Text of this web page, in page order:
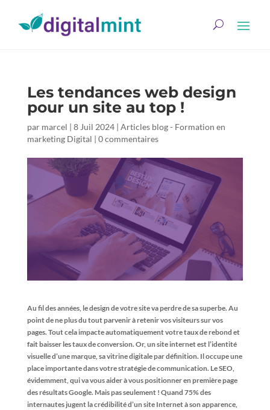
Les tendances web design
pour un site au top !
par marcel | 8 Juil 2024| Articles blog - Formation en
marketing Digital | 0 commentaires
Au fil des années, le design de votre site va perdre de sa superbe. Au
point de ne plus du tout parvenir à retenir vos visiteurs sur vos
pages. Tout cela impacte automatiquement votre taux de rebond et
fait baisser les taux de conversion. ‍Or, un site internet est l’identité
visuelle d’une marque, sa vitrine digitale par définition. Il occupe une
place importante dans votre stratégie de communication. Le SEO,
évidemment, qui va vous aider à vous positionner en première page
des résultats Google. Mais pas seulement ! Quand 75% des
internautes jugent la crédibilité d’un site Internet à son apparence,